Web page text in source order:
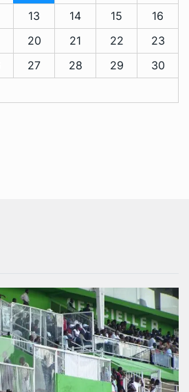
13 14 15
16
20 21 22
23
27 28 29
30